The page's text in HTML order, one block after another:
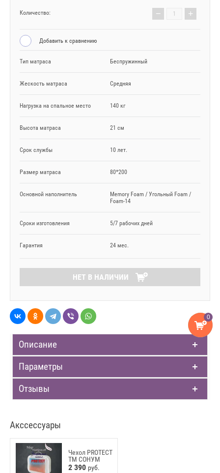
0
Количество: − +
Добавить к сравнению
Тип матраса Беспружинный
Жескость матраса Средняя
Нагрузка на спальное место 140 кг
Высота матраса 21 см
Срок службы 10 лет.
Размер матраса 80*200
Основной наполнитель
Memory Foam / Угольный Foam /
Foam-14
Сроки изготовления 5/7 рабочих дней
Гарантия 24 мес.
НЕТ В НАЛИЧИИ
Описание
Параметры
Отзывы
Акссессуары
Чехол PROTECT
ТМ СОНУМ
2 390 руб.